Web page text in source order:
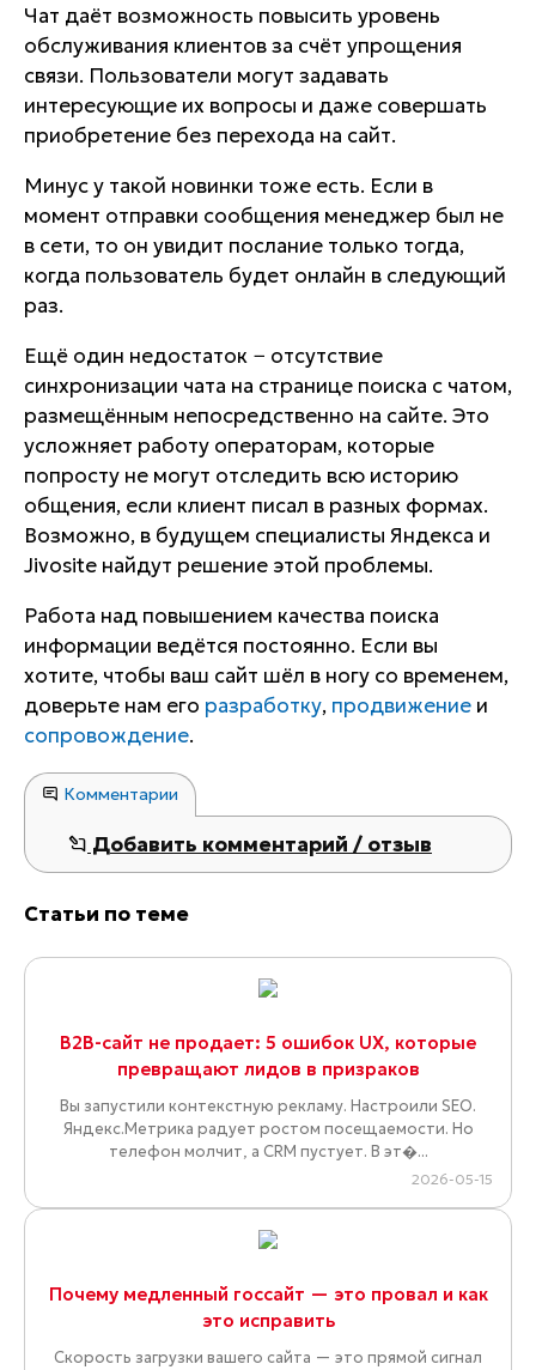
Чат даёт возможность повысить уровень
обслуживания клиентов за счёт упрощения
связи. Пользователи могут задавать
интересующие их вопросы и даже совершать
приобретение без перехода на сайт.
Минус у такой новинки тоже есть. Если в
момент отправки сообщения менеджер был не
в сети, то он увидит послание только тогда,
когда пользователь будет онлайн в следующий
раз.
Ещё один недостаток − отсутствие
синхронизации чата на странице поиска с чатом,
размещённым непосредственно на сайте. Это
усложняет работу операторам, которые
попросту не могут отследить всю историю
общения, если клиент писал в разных формах.
Возможно, в будущем специалисты Яндекса и
Jivosite найдут решение этой проблемы.
Работа над повышением качества поиска
информации ведётся постоянно. Если вы
хотите, чтобы ваш сайт шёл в ногу со временем,
доверьте нам его разработку, продвижение и
сопровождение.
Комментарии
Добавить комментарий / отзыв
Статьи по теме
B2B-сайт не продает: 5 ошибок UX, которые
превращают лидов в призраков
Вы запустили контекстную рекламу. Настроили SEO.
Яндекс.Метрика радует ростом посещаемости. Но
телефон молчит, а CRM пустует. В эт�...
2026-05-15
Почему медленный госсайт — это провал и как
это исправить
Скорость загрузки вашего сайта — это прямой сигнал